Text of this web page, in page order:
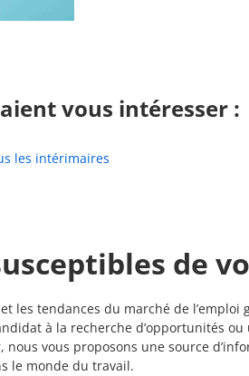
vous intéresser :
les intérimaires
de
les tendances du marché de l’emploi
à la recherche d’opportunités
vous proposons une source
le monde du travail.